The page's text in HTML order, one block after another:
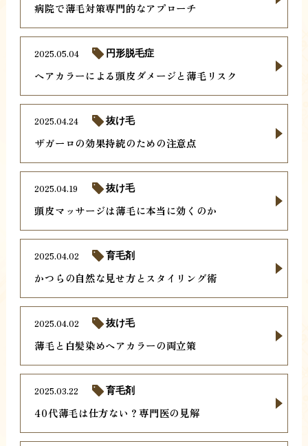
病院で薄毛対策専門的なアプローチ
ヘアカラーによる頭皮ダメージと薄毛リスク
2025.05.04 円形脱毛症
ザガーロの効果持続のための注意点
2025.04.24 抜け毛
頭皮マッサージは薄毛に本当に効くのか
2025.04.19 抜け毛
かつらの自然な見せ方とスタイリング術
2025.04.02 育毛剤
薄毛と白髪染めヘアカラーの両立策
2025.04.02 抜け毛
40代薄毛は仕方ない？専門医の見解
2025.03.22 育毛剤